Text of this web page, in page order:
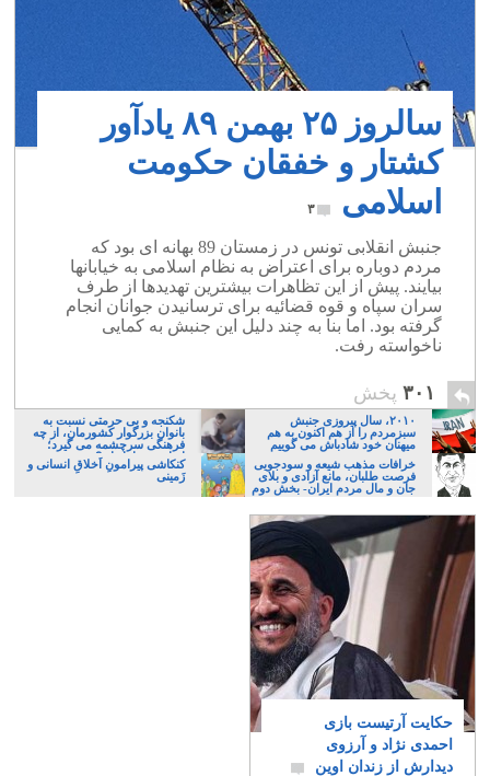
سالروز ۲۵ بهمن ۸۹ یادآور
کشتار و خفقان حکومت
اسلامی
۳
جنبش انقلابی تونس در زمستان 89 بهانه ای بود که
مردم دوباره برای اعتراض به نظام اسلامی به خیابانها
بیایند. پیش از این تظاهرات بیشترین تهدیدها از طرف
سران سپاه و قوه قضائیه برای ترسانیدن جوانان انجام
گرفته بود. اما بنا به چند دلیل این جنبش به کمایی
ناخواسته رفت.
۳۰۱ پخش
۲۰۱۰، سال پیروزی جنبش
سبزمردم را از هم اکنون به هم
میهنان خود شادباش می گوییم
شکنجه و بی حرمتی نسبت به
بانوان بزرگوار کشورمان، از چه
فرهنگی سرچشمه می گیرد؛
ایرانی، و یا تازیان؟
خرافات مذهب شیعه و سودجویی
فرصت طلبان، مانع آزادی و بلای
جان و مال مردم ایران- بخش دوم
کنکاشی پیرامونِ اَخلاقِ انسانی و
زَمینی
حکایت آرتیست بازی
احمدی نژاد و آرزوی
دیدارش از زندان اوین